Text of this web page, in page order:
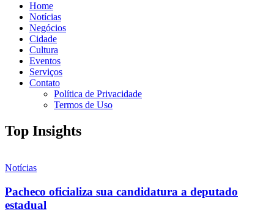
Home
Notícias
Negócios
Cidade
Cultura
Eventos
Serviços
Contato
Política de Privacidade
Termos de Uso
Top Insights
Notícias
Pacheco oficializa sua candidatura a deputado
estadual